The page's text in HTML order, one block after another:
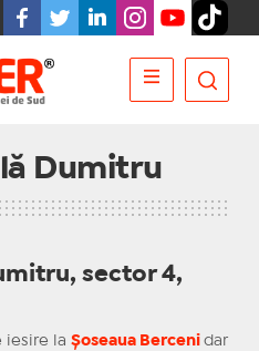
Dumitru
sector 4,
iesire la Şoseaua Berceni dar